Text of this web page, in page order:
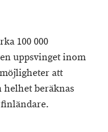
100 000
uppsvinget inom
att
helhet beräknas
finländare.